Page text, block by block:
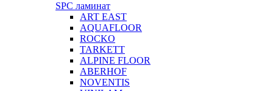
SPC ламинат
ART EAST
AQUAFLOOR
ROCKO
TARKETT
ALPINE FLOOR
ABERHOF
NOVENTIS